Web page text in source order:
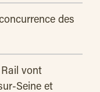
des
Rail vont
Seine et